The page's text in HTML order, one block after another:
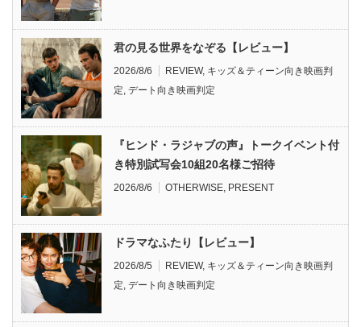
君の見る世界をなぞる【レビュー】
2026/8/6 REVIEW, キッズ＆ティーン向き映画判
定, デート向き映画判定
『ヒンド・ラジャブの声』トークイベント付
き特別試写会10組20名様ご招待
2026/8/6 OTHERWISE, PRESENT
ドラマなふたり【レビュー】
2026/8/5 REVIEW, キッズ＆ティーン向き映画判
定, デート向き映画判定